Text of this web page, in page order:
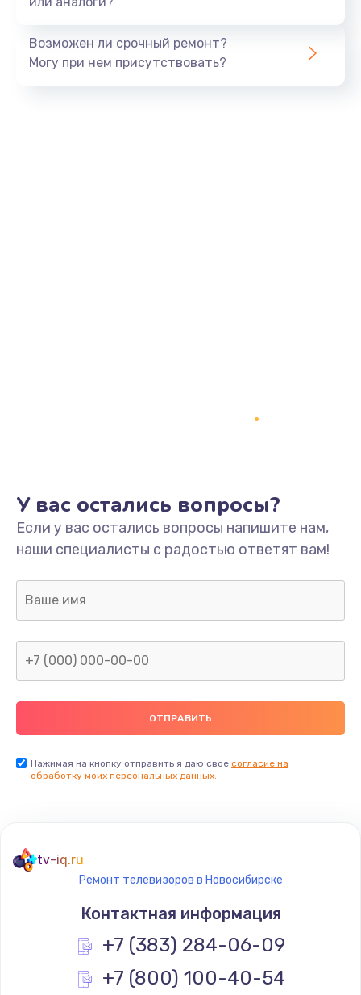
550 руб.
Не включается
1400 руб.
Заказать
800 руб.
400 руб.
Не реагирует на кнопки
Не сопряжается с устройством
Помехи и искажение звука
Возможен ли срочный ремонт?
Могу при нем присутствовать?
У вас остались вопросы?
Если у вас остались вопросы напишите нам,
наши специалисты с радостью ответят вам!
Нажимая на кнопку отправить я даю свое согласие на
обработку моих персональных данных.
tv-iq.ru
Ремонт телевизоров в Новосибирске
Контактная информация
+7 (383) 284-06-09
+7 (800) 100-40-54